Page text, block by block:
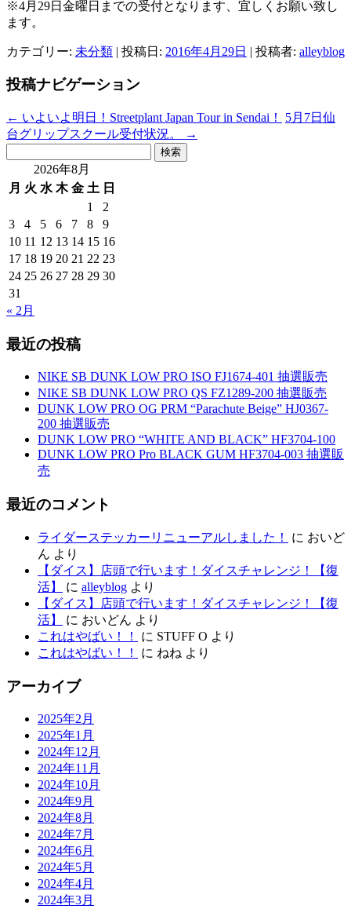
※4月29日金曜日までの受付となります、宜しくお願い致し
ます。
カテゴリー: 未分類 | 投稿日: 2016年4月29日 | 投稿者: alleyblog
投稿ナビゲーション
← いよいよ明日！Streetplant Japan Tour in Sendai！
5月7日仙
台グリップスクール受付状況。
→
2026年8月
月 火 水 木 金 土 日
1
2
3
4 5 6 7 8
9
10 11 12 13 14 15 16
17 18 19 20 21 22 23
24 25 26 27 28 29 30
31
« 2月
最近の投稿
NIKE SB DUNK LOW PRO ISO FJ1674-401 抽選販売
NIKE SB DUNK LOW PRO QS FZ1289-200 抽選販売
DUNK LOW PRO OG PRM “Parachute Beige” HJ0367-
200 抽選販売
DUNK LOW PRO “WHITE AND BLACK” HF3704-100
DUNK LOW PRO Pro BLACK GUM HF3704-003 抽選販
売
最近のコメント
ライダーステッカーリニューアルしました！ に おいど
ん より
【ダイス】店頭で行います！ダイスチャレンジ！【復
活】
に alleyblog より
【ダイス】店頭で行います！ダイスチャレンジ！【復
活】
に おいどん より
これはやばい！！
に STUFF O より
これはやばい！！
に ねね より
アーカイブ
2025年2月
2025年1月
2024年12月
2024年11月
2024年10月
2024年9月
2024年8月
2024年7月
2024年6月
2024年5月
2024年4月
2024年3月